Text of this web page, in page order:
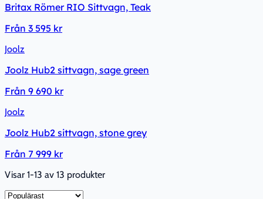
Britax Römer RIO Sittvagn, Teak
Från 3 595 kr
Joolz
Joolz Hub2 sittvagn, sage green
Från 9 690 kr
Joolz
Joolz Hub2 sittvagn, stone grey
Från 7 999 kr
Visar 1-13 av 13 produkter